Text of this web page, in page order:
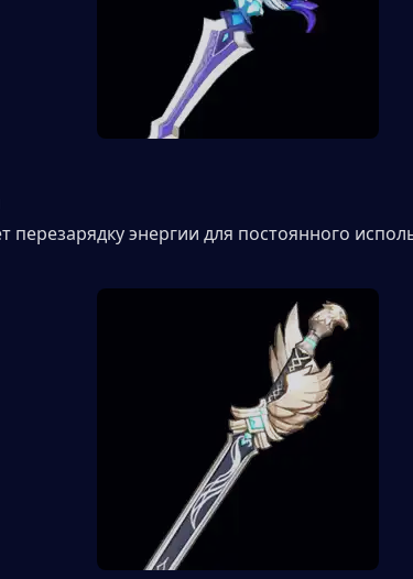
перезарядку энергии для постоянного